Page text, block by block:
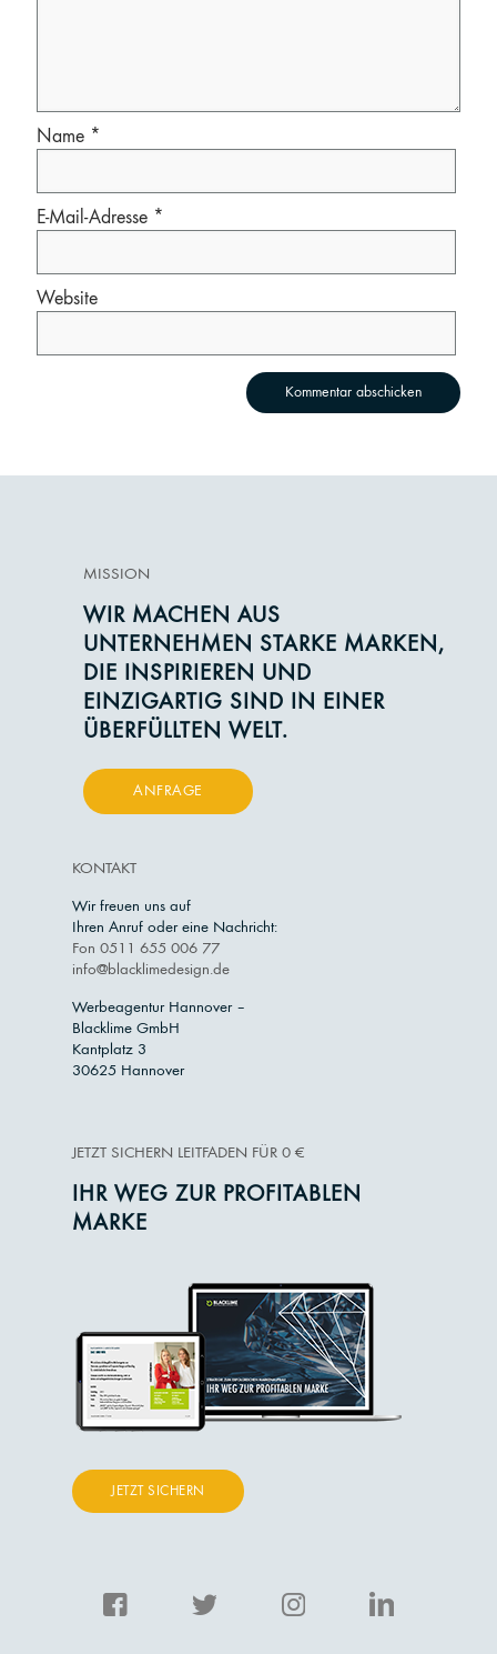
Name *
E-Mail-Adresse *
Website
MISSION
WIR MACHEN AUS
UNTERNEHMEN STARKE MARKEN,
DIE INSPIRIEREN UND
EINZIGARTIG SIND IN EINER
ÜBERFÜLLTEN WELT.
ANFRAGE
KONTAKT
Wir freuen uns auf
Ihren Anruf oder eine Nachricht:
Fon 0511 655 006 77
info@blacklimedesign.de
Werbeagentur Hannover –
Blacklime GmbH
Kantplatz 3
30625 Hannover
JETZT SICHERN LEITFADEN FÜR 0 €
IHR WEG ZUR PROFITABLEN
MARKE
JETZT SICHERN